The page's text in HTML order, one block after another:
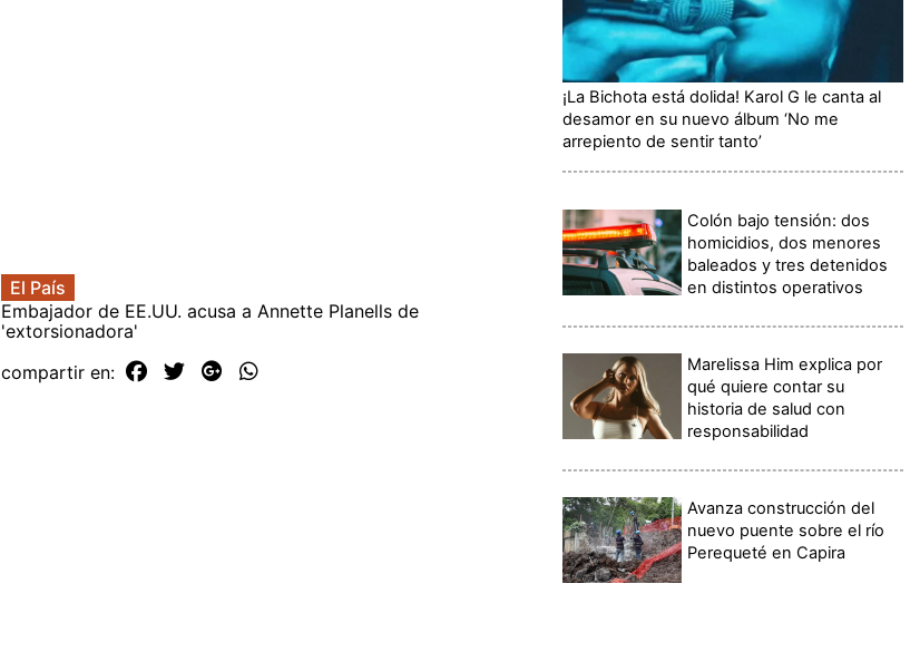
El País
Embajador de EE.UU. acusa a Annette Planells de
'extorsionadora'
compartir en:
¡La Bichota está dolida! Karol G le canta al
desamor en su nuevo álbum ‘No me
arrepiento de sentir tanto’
Colón bajo tensión: dos
homicidios, dos menores
baleados y tres detenidos
en distintos operativos
Marelissa Him explica por
qué quiere contar su
historia de salud con
responsabilidad
Avanza construcción del
nuevo puente sobre el río
Perequeté en Capira